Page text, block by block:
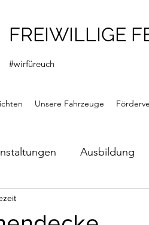
FREIWILLIGE
#wirfüreuch
Unsere Fahrzeuge
Ausbildung